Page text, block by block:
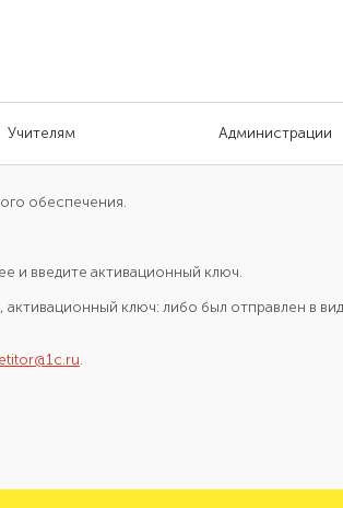
Учителям Администрации
обеспечения.
и введите активационный ключ.
ключ: либо был отправлен в
.